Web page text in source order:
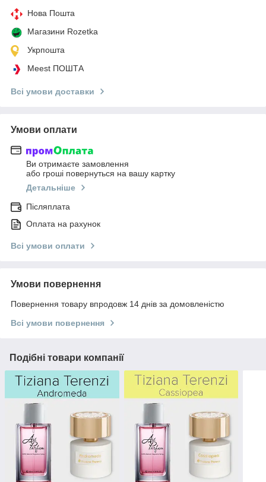
Нова Пошта
Магазини Rozetka
Укрпошта
Meest ПОШТА
Всі умови доставки
Умови оплати
Ви отримаєте замовлення
або гроші повернуться на вашу картку
Детальніше
Післяплата
Оплата на рахунок
Всі умови оплати
Умови повернення
Повернення товару впродовж 14 днів за домовленістю
Всі умови повернення
Подібні товари компанії